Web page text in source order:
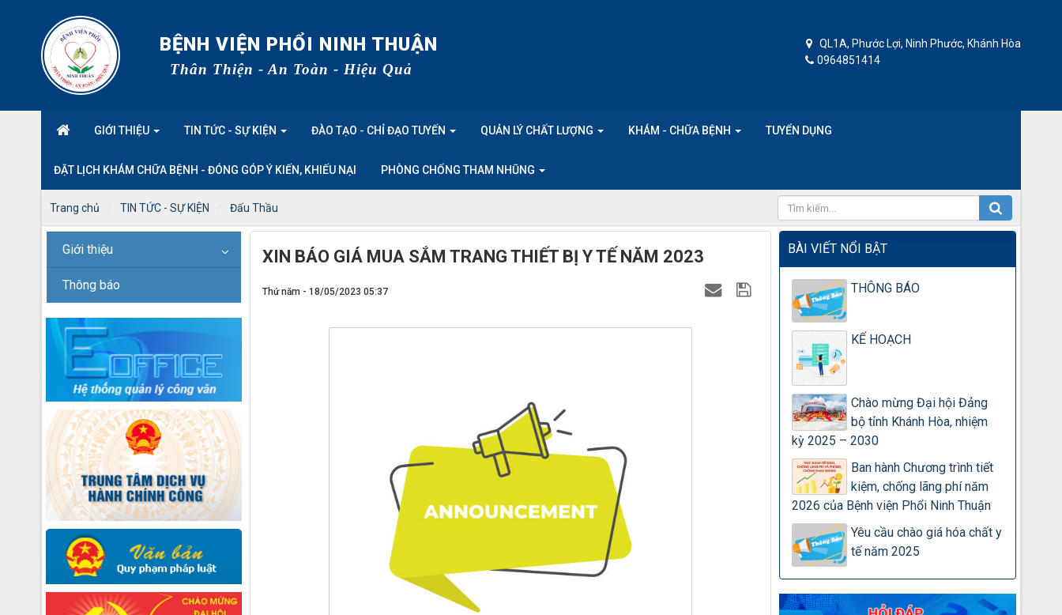
BỆNH VIỆN PHỔI NINH THUẬN
Thân Thiện - An Toàn - Hiệu Quả
QL1A, Phước Lợi, Ninh Phước, Khánh Hòa
0964851414
GIỚI THIỆU TIN TỨC - SỰ KIỆN ĐÀO TẠO - CHỈ ĐẠO TUYẾN QUẢN LÝ CHẤT LƯỢNG KHÁM - CHỮA BỆNH TUYỂN DỤNG
ĐẶT LỊCH KHÁM CHỮA BỆNH - ĐÓNG GÓP Ý KIẾN, KHIẾU NẠI PHÒNG CHỐNG THAM NHŨNG
Trang chủ TIN TỨC - SỰ KIỆN Đấu Thầu
XIN BÁO GIÁ MUA SẮM TRANG THIẾT BỊ Y TẾ NĂM 2023
Thứ năm - 18/05/2023 05:37
BÀI VIẾT NỔI BẬT
THÔNG BÁO
KẾ HOẠCH
Chào mừng Đại hội Đảng
bộ tỉnh Khánh Hòa, nhiệm
kỳ 2025 – 2030
Ban hành Chương trình tiết
kiệm, chống lãng phí năm
2026 của Bệnh viện Phổi Ninh Thuận
Yêu cầu chào giá hóa chất y
tế năm 2025
Giới thiệu
Thông báo